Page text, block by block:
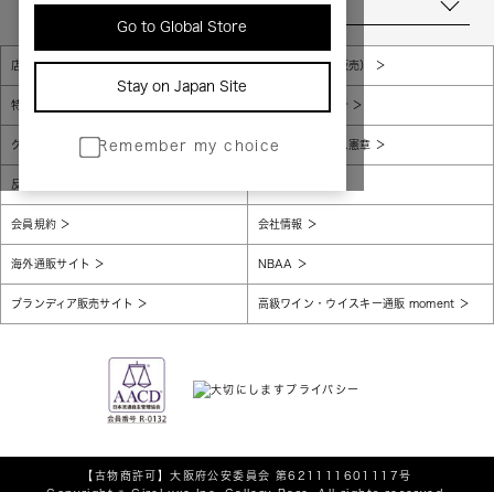
Go to Global Store
Stay on Japan Site
Remember my choice
当店について
店舗一覧 販売規約（店頭販売）
特定商取引法に基づく表示 個人情報保護方針
グローバルプライバシーポリシー コンプライアンス憲章
反社会的勢力に対する基本方針
会員規約 会社情報
海外通販サイト NBAA
ブランディア販売サイト 高級ワイン・ウイスキー通販 moment
【古物商許可】大阪府公安委員会 第621111601117号